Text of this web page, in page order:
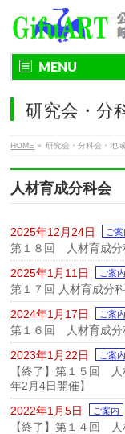
MENU
研究会・分
HOME » 研究会・分科会・地
人材育成分科会
2025年12月24日 ご案
第１８回 人材育成分
2025年1月11日
ご案内
第１７回 人材育成分
2024年1月17日
ご案内
第１６回 人材育成分
2023年1月22日
ご案内
【終了】第１５回
年2月4日開催】
2022年1月5日
ご案内
【終了】第１４回